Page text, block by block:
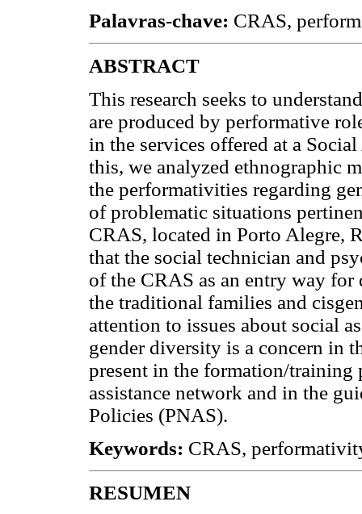
Palavras-chave: CRAS,
ABSTRACT
This research seeks to
are produced by performative
in the services offered at a
this, we analyzed ethnographic
the performativities regarding
of problematic situations
CRAS, located in Porto Alegre,
that the social technician and
of the CRAS as an entry way
the traditional families and
attention to issues about social
gender diversity is a concern in
present in the formation/training
assistance network and in the
Policies (PNAS).
Keywords: CRAS,
RESUMEN